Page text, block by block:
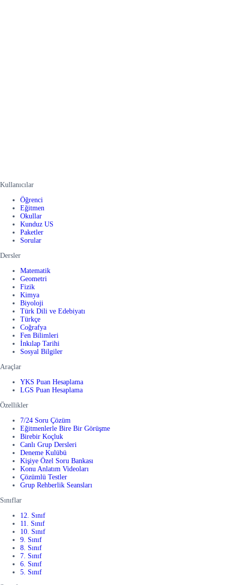
Kullanıcılar
Öğrenci
Eğitmen
Okullar
Kunduz US
Paketler
Sorular
Dersler
Matematik
Geometri
Fizik
Kimya
Biyoloji
Türk Dili ve Edebiyatı
Türkçe
Coğrafya
Fen Bilimleri
İnkılap Tarihi
Sosyal Bilgiler
Araçlar
YKS Puan Hesaplama
LGS Puan Hesaplama
Özellikler
7/24 Soru Çözüm
Eğitmenlerle Bire Bir Görüşme
Birebir Koçluk
Canlı Grup Dersleri
Deneme Kulübü
Kişiye Özel Soru Bankası
Konu Anlatım Videoları
Çözümlü Testler
Grup Rehberlik Seansları
Sınıflar
12. Sınıf
11. Sınıf
10. Sınıf
9. Sınıf
8. Sınıf
7. Sınıf
6. Sınıf
5. Sınıf